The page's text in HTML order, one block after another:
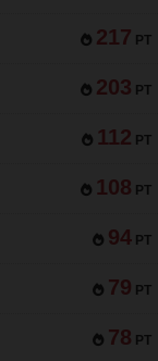
217 PT
203 PT
112 PT
108 PT
94 PT
79 PT
78 PT